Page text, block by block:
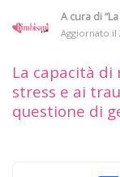
A cura di
Aggiornato il
La capacità
stress e ai
questione di